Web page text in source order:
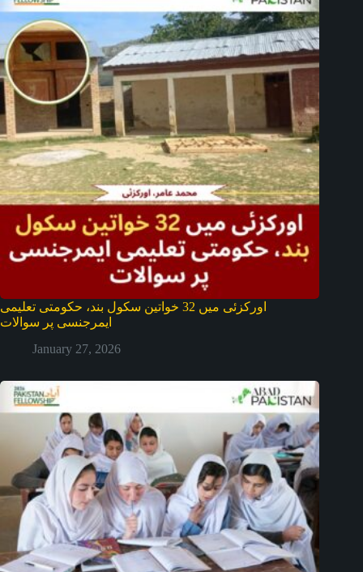
اورکزئی میں 32 خواتین سکول بند، حکومتی تعلیمی
ایمرجنسی پر سوالات
January 27, 2026